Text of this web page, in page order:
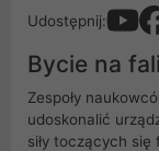
Udostępnij:
Bycie na fali
Zespoły
udoskonalić
siły toczących się